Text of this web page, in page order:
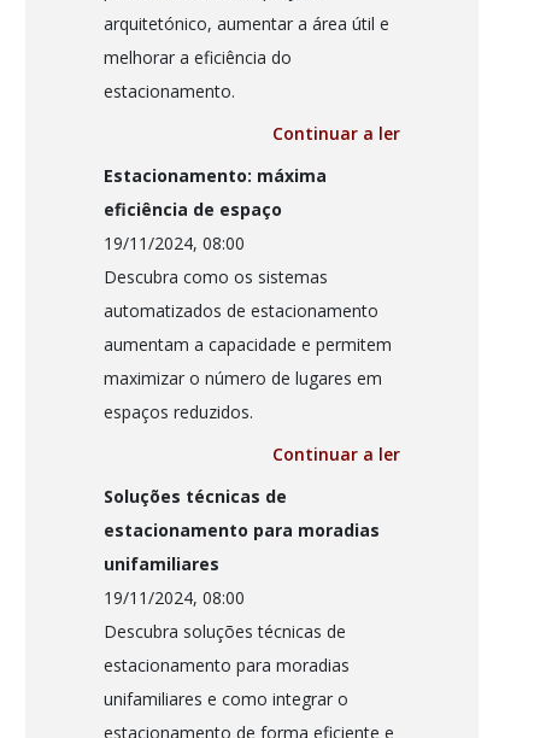
arquitetónico, aumentar a área útil e
melhorar a eficiência do
estacionamento.
Continuar a ler
Estacionamento: máxima
eficiência de espaço
19/11/2024, 08:00
Descubra como os sistemas
automatizados de estacionamento
aumentam a capacidade e permitem
maximizar o número de lugares em
espaços reduzidos.
Continuar a ler
Soluções técnicas de
estacionamento para moradias
unifamiliares
19/11/2024, 08:00
Descubra soluções técnicas de
estacionamento para moradias
unifamiliares e como integrar o
estacionamento de forma eficiente e